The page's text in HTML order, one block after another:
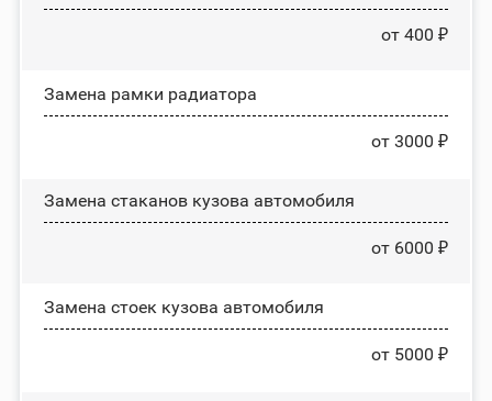
от 400 ₽
Замена рамки радиатора
от 3000 ₽
Замена стаканов кузова автомобиля
от 6000 ₽
Замена стоек кузова автомобиля
от 5000 ₽